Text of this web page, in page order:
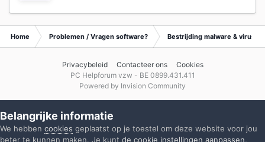
Home Problemen / Vragen software? Bestrijding malware &
Privacybeleid Contacteer ons
Cookies
PC Helpforum vzw - BE 0899.431.411
Powered by Invision Community
Belangrijke informatie
We hebben cookies geplaatst op je toestel om deze website voor jou
beter te kunnen maken. Je kunt de cookie instellingen aanpassen,